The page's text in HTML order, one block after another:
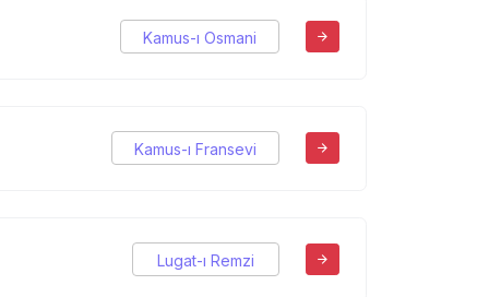
Kamus-ı Osmani
Kamus-ı Fransevi
Lugat-ı Remzi